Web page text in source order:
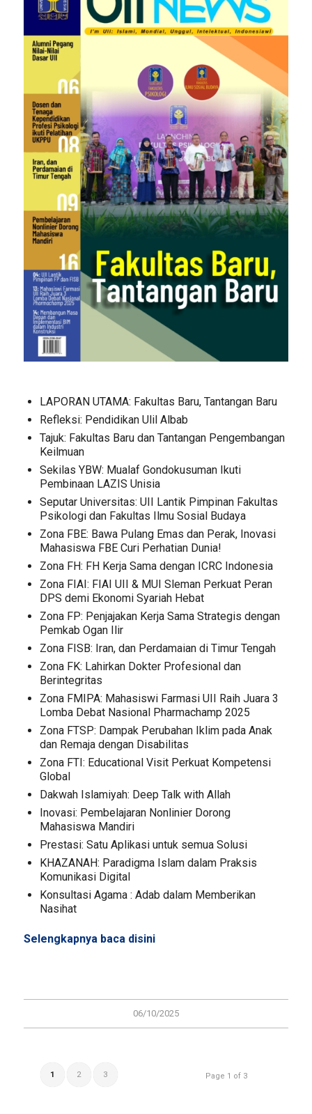
LAPORAN UTAMA: Fakultas Baru, Tantangan Baru
Refleksi: Pendidikan Ulil Albab
Tajuk: Fakultas Baru dan Tantangan Pengembangan
Keilmuan
Sekilas YBW: Mualaf Gondokusuman Ikuti
Pembinaan LAZIS Unisia
Seputar Universitas: UII Lantik Pimpinan Fakultas
Psikologi dan Fakultas Ilmu Sosial Budaya
Zona FBE: Bawa Pulang Emas dan Perak, Inovasi
Mahasiswa FBE Curi Perhatian Dunia!
Zona FH: FH Kerja Sama dengan ICRC Indonesia
Zona FIAI: FIAI UII & MUI Sleman Perkuat Peran
DPS demi Ekonomi Syariah Hebat
Zona FP: Penjajakan Kerja Sama Strategis dengan
Pemkab Ogan Ilir
Zona FISB: Iran, dan Perdamaian di Timur Tengah
Zona FK: Lahirkan Dokter Profesional dan
Berintegritas
Zona FMIPA: Mahasiswi Farmasi UII Raih Juara 3
Lomba Debat Nasional Pharmachamp 2025
Zona FTSP: Dampak Perubahan Iklim pada Anak
dan Remaja dengan Disabilitas
Zona FTI: Educational Visit Perkuat Kompetensi
Global
Dakwah Islamiyah: Deep Talk with Allah
Inovasi: Pembelajaran Nonlinier Dorong
Mahasiswa Mandiri
Prestasi: Satu Aplikasi untuk semua Solusi
KHAZANAH: Paradigma Islam dalam Praksis
Komunikasi Digital
Konsultasi Agama : Adab dalam Memberikan
Nasihat
Selengkapnya baca disini
06/10/2025
Page 1 of 3
1 2 3